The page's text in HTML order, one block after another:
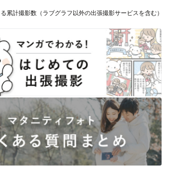
累計撮影数（ラブグラフ以外の出張撮影サービスを含む）